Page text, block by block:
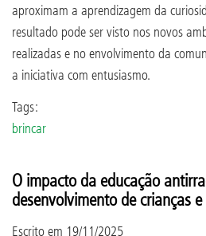
aproximam a aprendizagem da
resultado pode ser visto nos novos
realizadas e no envolvimento da
a iniciativa com entusiasmo.
Tags:
brincar
O impacto da educação
desenvolvimento de crianças
Escrito em 19/11/2025